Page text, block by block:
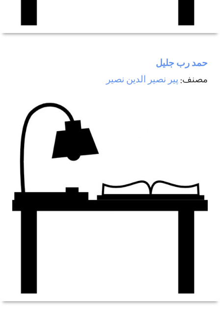
حمد رب جليل
مصنف:پیر نصیر الدین نصیر